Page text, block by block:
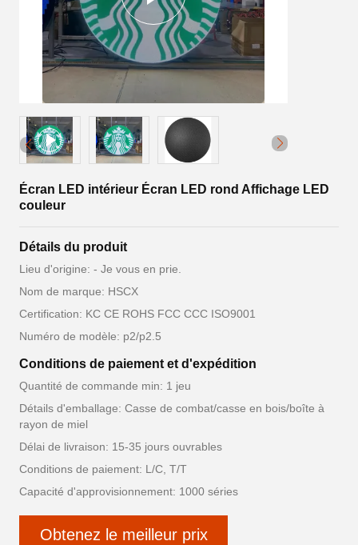
Écran LED intérieur Écran LED rond Affichage LED
couleur
Détails du produit
Lieu d'origine: - Je vous en prie.
Nom de marque: HSCX
Certification: KC CE ROHS FCC CCC ISO9001
Numéro de modèle: p2/p2.5
Conditions de paiement et d'expédition
Quantité de commande min: 1 jeu
Détails d'emballage: Casse de combat/casse en bois/boîte à
rayon de miel
Délai de livraison: 15-35 jours ouvrables
Conditions de paiement: L/C, T/T
Capacité d'approvisionnement: 1000 séries
Obtenez le meilleur prix